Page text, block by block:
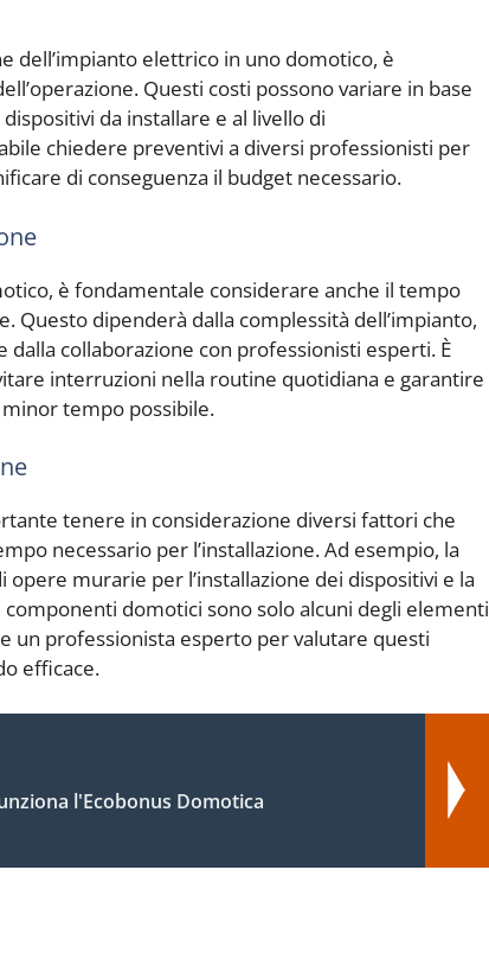
dell’impianto elettrico in uno domotico, è
Questi costi possono variare in base
da installare e al livello di
chiedere preventivi a diversi professionisti per
di conseguenza il budget necessario.
è fondamentale considerare anche il tempo
Questo dipenderà dalla complessità dell’impianto,
dalla collaborazione con professionisti esperti. È
interruzioni nella routine quotidiana e garantire
minor tempo possibile.
tenere in considerazione diversi fattori che
necessario per l’installazione. Ad esempio, la
murarie per l’installazione dei dispositivi e la
domotici sono solo alcuni degli elementi
un professionista esperto per valutare questi
efficace.
l'Ecobonus Domotica